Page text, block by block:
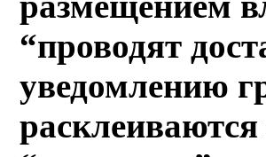
“проводят
уведомлению